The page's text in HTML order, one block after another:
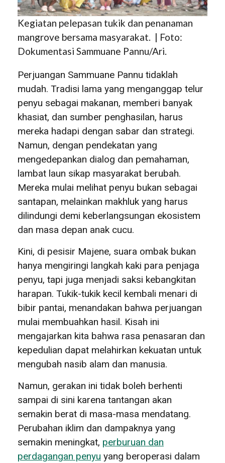
Kegiatan pelepasan tukik dan penanaman
mangrove bersama masyarakat. | Foto:
Dokumentasi Sammuane Pannu/Ari.
Perjuangan Sammuane Pannu tidaklah
mudah. Tradisi lama yang menganggap telur
penyu sebagai makanan, memberi banyak
khasiat, dan sumber penghasilan, harus
mereka hadapi dengan sabar dan strategi.
Namun, dengan pendekatan yang
mengedepankan dialog dan pemahaman,
lambat laun sikap masyarakat berubah.
Mereka mulai melihat penyu bukan sebagai
santapan, melainkan makhluk yang harus
dilindungi demi keberlangsungan ekosistem
dan masa depan anak cucu.
Kini, di pesisir Majene, suara ombak bukan
hanya mengiringi langkah kaki para penjaga
penyu, tapi juga menjadi saksi kebangkitan
harapan. Tukik-tukik kecil kembali menari di
bibir pantai, menandakan bahwa perjuangan
mulai membuahkan hasil. Kisah ini
mengajarkan kita bahwa rasa penasaran dan
kepedulian dapat melahirkan kekuatan untuk
mengubah nasib alam dan manusia.
Namun, gerakan ini tidak boleh berhenti
sampai di sini karena tantangan akan
semakin berat di masa-masa mendatang.
Perubahan iklim dan dampaknya yang
semakin meningkat, perburuan dan
perdagangan penyu yang beroperasi dalam